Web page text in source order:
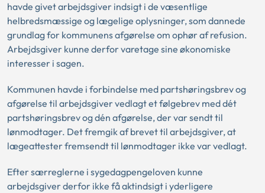
havde givet arbejdsgiver indsigt i de væsentlige
helbredsmæssige og lægelige oplysninger, som dannede
grundlag for kommunens afgørelse om ophør af refusion.
Arbejdsgiver kunne derfor varetage sine økonomiske
interesser i sagen.
Kommunen havde i forbindelse med partshøringsbrev og
afgørelse til arbejdsgiver vedlagt et følgebrev med dét
partshøringsbrev og dén afgørelse, der var sendt til
lønmodtager. Det fremgik af brevet til arbejdsgiver, at
lægeattester fremsendt til lønmodtager ikke var vedlagt.
Efter særreglerne i sygedagpengeloven kunne
arbejdsgiver derfor ikke få aktindsigt i yderligere